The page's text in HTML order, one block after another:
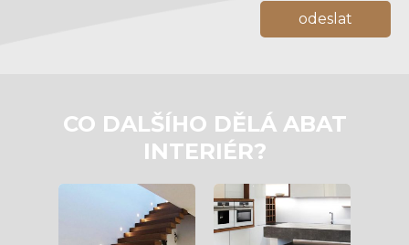
CO DALŠÍHO DĚLÁ ABAT
INTERIÉR?